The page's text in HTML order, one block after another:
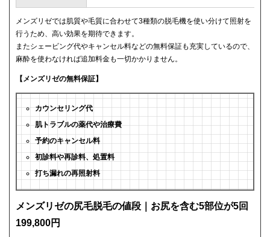
メンズリゼでは肌質や毛質に合わせて3種類の脱毛機を使い分けて照射を
行うため、高い効果を期待できます。
またシェービング代やキャンセル料などの無料保証も充実しているので、
麻酔を使わなければ追加料金も一切かかりません。
【メンズリゼの無料保証】
カウンセリング代
肌トラブルの薬代や治療費
予約のキャンセル料
初診料や再診料、処置料
打ち漏れの再照射料
メンズリゼの尻毛脱毛の値段｜お尻を含む5部位が5回
199,800円